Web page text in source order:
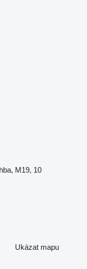
M19, 10
Ukázat mapu